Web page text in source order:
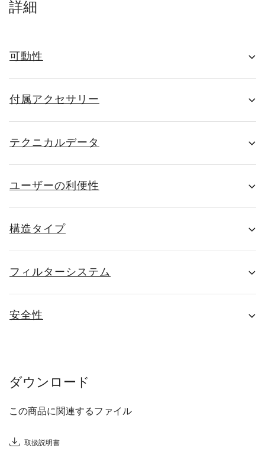
詳細
可動性
付属アクセサリー
テクニカルデータ
ユーザーの利便性
構造タイプ
フィルターシステム
安全性
ダウンロード
この商品に関連するファイル
取扱説明書